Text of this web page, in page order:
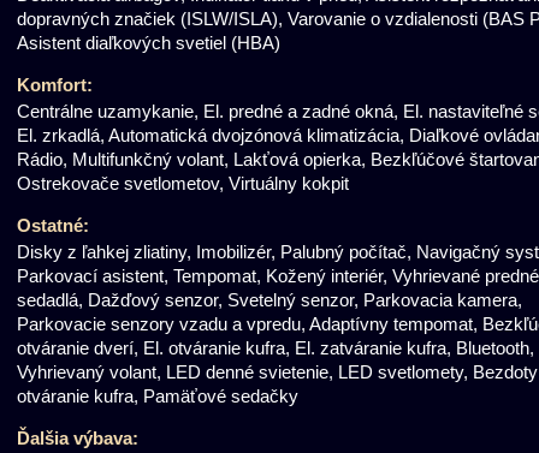
dopravných značiek (ISLW/ISLA), Varovanie o vzdialenosti (BAS
Asistent diaľkových svetiel (HBA)
Komfort:
Centrálne uzamykanie, El. predné a zadné okná, El. nastaviteľné
El. zrkadlá, Automatická dvojzónová klimatizácia, Diaľkové
Rádio, Multifunkčný volant, Lakťová opierka, Bezkľúčové
Ostrekovače svetlometov, Virtuálny kokpit
Ostatné:
Disky z ľahkej zliatiny, Imobilizér, Palubný počítač, Navigačný
Parkovací asistent, Tempomat, Kožený interiér, Vyhrievané predné
sedadlá, Dažďový senzor, Svetelný senzor, Parkovacia kamera,
Parkovacie senzory vzadu a vpredu, Adaptívny tempomat,
otváranie dverí, El. otváranie kufra, El. zatváranie kufra, Bluetooth,
Vyhrievaný volant, LED denné svietenie, LED svetlomety,
otváranie kufra, Pamäťové sedačky
Ďalšia výbava: